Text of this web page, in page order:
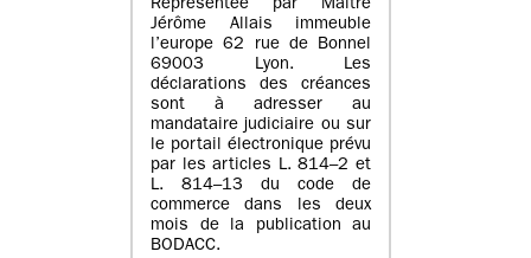
Représentée par Maître
Jérôme Allais immeuble
l’europe 62 rue de Bonnel
69003 Lyon. Les
déclarations des créances
sont à adresser au
mandataire judiciaire ou sur
le portail électronique prévu
par les articles L. 814–2 et
L. 814–13 du code de
commerce dans les deux
mois de la publication au
BODACC.